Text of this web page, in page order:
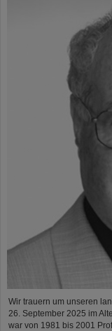
Wir trauern um unseren
26. September 2025 im
war von 1981 bis 2001